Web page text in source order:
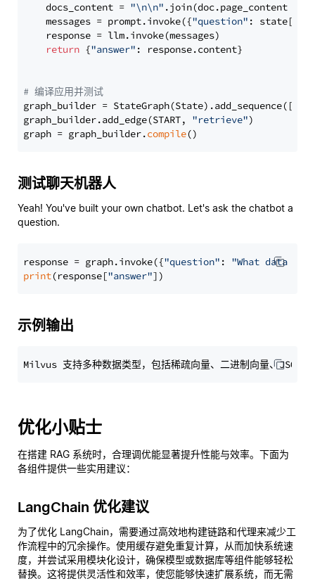
    docs_content =
"\n\n" .join(doc.page_content
    messages = prompt.invoke({
"question" : state[
    response = llm.invoke(messages)
return {"answer" : response.content}
# 编译应用并测试
graph_builder =
graph_builder.add_edge(START, "retrieve")
graph = graph_builder.compile
测试聊天机器人
Yeah! You've built your own chatbot. Let's ask the chatbot a
question.
response = graph.invoke({"question" : "What data
print(response["answer"
示例输出
优化小贴士
在搭建 RAG 系统时，合理调优能显著提升性能与效率。下面为
各组件提供一些实用建议：
LangChain 优化建议
为了优化 LangChain，需要通过高效地构建链路和代理来减少工
作流程中的冗余操作。使用缓存避免重复计算，从而加快系统速
度，并尝试采用模块化设计，确保模型或数据库等组件能够轻松
替换。这将提供灵活性和效率，使您能够快速扩展系统，而无需